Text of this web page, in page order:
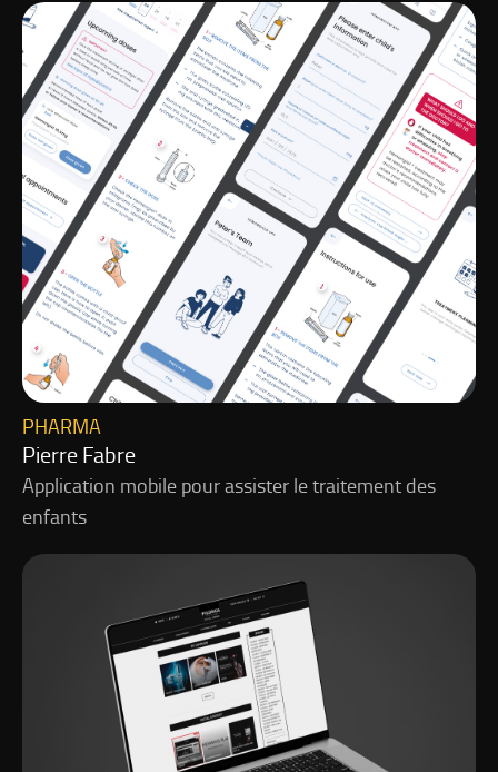
Pierre Fabre
PHARMA
Application mobile pour assister le traitement des
enfants